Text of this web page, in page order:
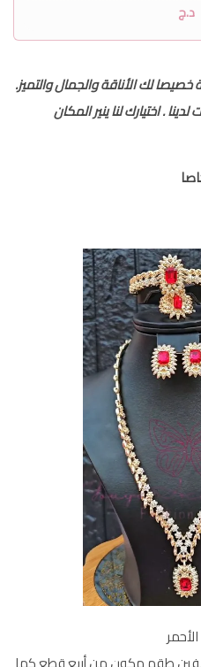
د.ج
لك الأناقة والجمال والتميز.
. اختيارك لنا ينير المكان